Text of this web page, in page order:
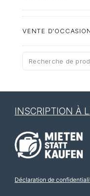
VENTE
Recherche
pour :
INSCRIPTION À
Déclaration de